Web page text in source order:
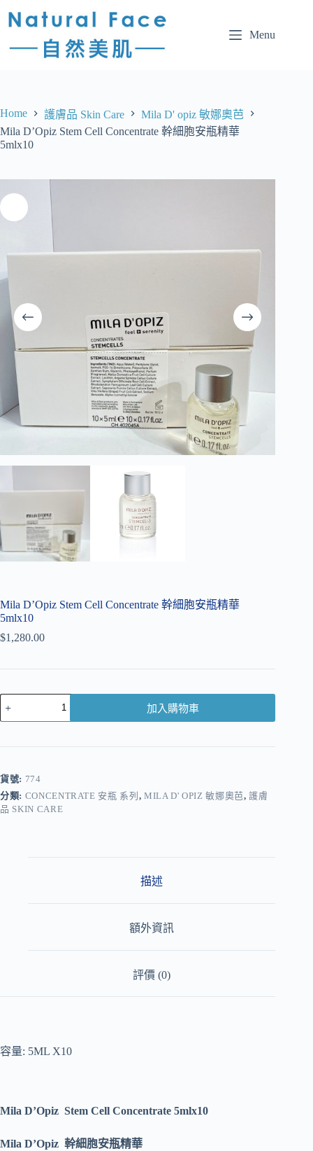
Menu
Home 護膚品 Skin Care
Mila D' opiz 敏娜奧芭
Mila D’Opiz Stem Cell Concentrate 幹細胞安瓶精華
5mlx10
Mila D’Opiz Stem Cell Concentrate 幹細胞安瓶精華
5mlx10
$1,280.00
加入購物車
r
n
a
t
貨號: 774
分類: CONCENTRATE 安瓶 系列, MILA D' OPIZ 敏娜奧芭,護膚
品 SKIN CARE
描述
額外資訊
評價 (0)
容量: 5ML X10
Mila D’Opiz Stem Cell Concentrate 5mlx10
Mila D’Opiz 幹細胞安瓶精華